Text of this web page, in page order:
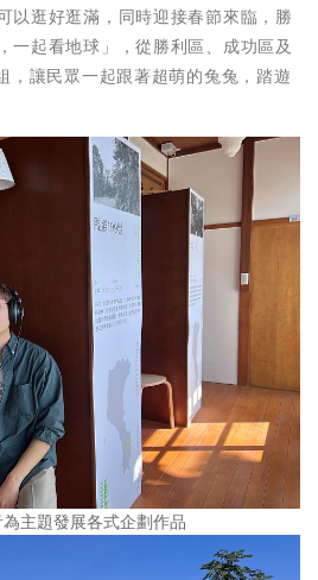
以逛好逛滿，同時迎接春節來臨，勝
一起看地球」，從勝利區、成功區及
，讓民眾一起跟著超萌的兔兔，踏遊
主題發展各式企劃作品